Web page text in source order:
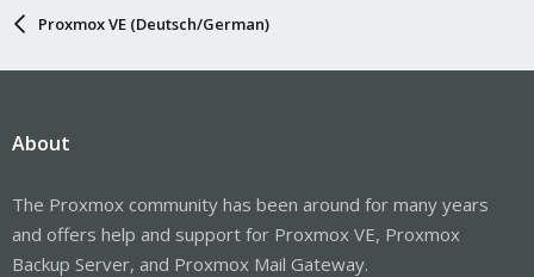
Proxmox VE (Deutsch/German)
About
The Proxmox community has been around for many years
and offers help and support for Proxmox VE, Proxmox
Backup Server, and Proxmox Mail Gateway.